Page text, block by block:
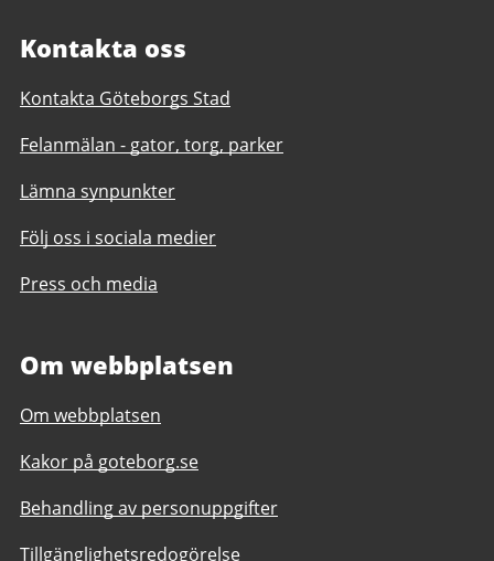
Kontakta oss
Kontakta Göteborgs Stad
Felanmälan - gator, torg, parker
Lämna synpunkter
Följ oss i sociala medier
Press och media
Om webbplatsen
Om webbplatsen
Kakor på goteborg.se
Behandling av personuppgifter
Tillgänglighetsredogörelse